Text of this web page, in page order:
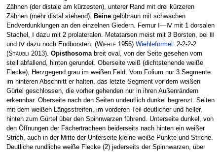
Zähnen (der distale am kür­zesten), unterer Rand mit drei kürzeren
Zähnen (mehr distal stehend).
Beinegelbbraun mit schwachen
Endverdunklungen an den einzelnen Giedern. Femur Ⅰ—Ⅳ mit 1 dorsalen
Stachel, Ⅰ dazu mit 2 prolateralen. Metatarsen meist mit 3 Borsten, bei Ⅲ
und Ⅳ dazu noch Endborsten. (Wiehle1956) Wiehleformel : 2-2-2-2
(Stäubli 2013). Opisthosomabreit oval, von der Seite gesehen vorn
steil abfallend, hinten gerundet. Oberseite weiß (dichtstehende weiße
Flecke), Herzgegend grau im weißen Feld. Vom Folium nur 3 Segmente
im hinteren Abschnitt er­ halten, das letzte Segment vor dem weißen
Gürtel geschlossen, die vorher­ gehenden nur in ihren Außenrändern
erkennbar. Oberseite nach den Seiten undeutlich dunkel begrenzt. Seiten
mit dem weißen Längsstreifen, im vorderen Teil deutlicher und heller,
hinten zum Gürtel über den Spinnwarzen führend. Unterseite dunkel, von
den Öffnungen der Fächertracheen beiderseits nach hinten ein weißer
Strich, auch in der Mitte der Unter­seite kleine weiße Punkte und Striche.
Deutliche rundliche weiße Flecke (2) jederseits der Spinnwarzen, über